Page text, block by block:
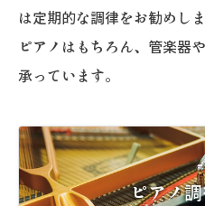
は定期的な調律をお勧めしま
ピアノはもちろん、管楽器
承っています。
ピアノ